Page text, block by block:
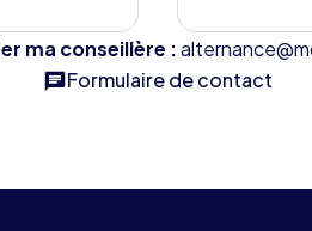
ma conseillère :
Formulaire de contact